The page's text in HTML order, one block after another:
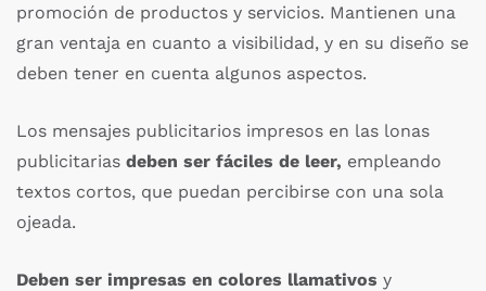
promoción de productos y servicios. Mantienen una
gran ventaja en cuanto a visibilidad, y en su diseño se
deben tener en cuenta algunos aspectos.
Los mensajes publicitarios impresos en las lonas
publicitarias deben ser fáciles de leer, empleando
textos cortos, que puedan percibirse con una sola
ojeada.
Deben ser impresas en colores llamativos y